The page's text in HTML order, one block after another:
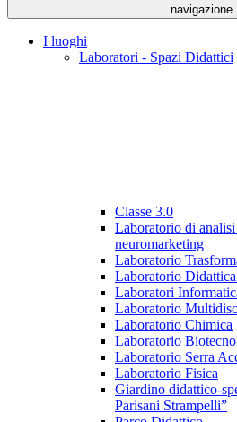
navigazione
I luoghi
Laboratori - Spazi Didattici
Classe 3.0
Laboratorio di analisi
neuromarketing
Laboratorio
Laboratorio
Laboratori
Laboratorio
Laboratorio Chimica
Laboratorio
Laboratorio Serra
Laboratorio Fisica
Giardino didattico-
Parisani Strampelli”